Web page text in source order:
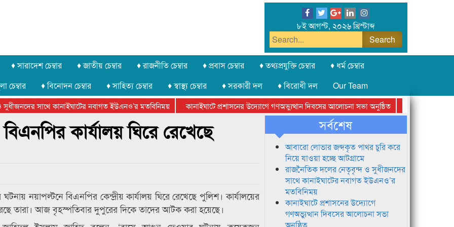
৮ই আগস্ট, ২০২৬ খ্রিস্টাব্দ
♦ সারাদেশ চেম্বার ♦ জাতীয় চেম্বার ♦ রাজনীতি চেম্বার ♦ প্রবাস চেম্বার ♦ তথ্যপ্রযুক্তি চেম্বার
♦ ধর্ম চেম্বার
চেম্বার ♦ বিনোদন চেম্বার ♦ সাহিত্য চেম্বার ♦ স্বাস্থ্য চেম্বার ♦ সরকারী দল ♦ বিরোধী দল
Our Team
সাথে কানাইঘাটের নবাগত ইউএনও’র মতবিনিময় কানাইঘাটে প্রশাসনের উদ্যোগে গণঅভ্যুত্থান দিবসের আলোচনা সভা অনুষ্ঠিত
সিলেট অনলাইন
ফেডারেশানের বিভাগীয় অভিনয় কর্মশালা সম্পন্ন
কার্যালয় ঘিরে রেখেছে
নয়াপল্টনে বিএনপির কেন্দ্রীয় কার্যালয় ঘিরে রেখেছে পুলিশ। কার্যালয়ের
তারা। আজ বৃহস্পতিবার দুপুরের দিকে তাদের আটক করা হয়েছে।
সর্বশেষ
আবারো লোভার জব্দকৃত পাথর চুরি করে
নিয়ে যাওয়া হচ্ছে আটগ্রামে
রাজনৈতিক দলের নেতৃবৃন্দ ও সুধীজনদের
সাথে কানাইঘাটের নবাগত ইউএনও’র
মতবিনিময়
কানাইঘাটে প্রশাসনের উদ্যোগে
গণঅভ্যুত্থান দিবসের আলোচনা সভা